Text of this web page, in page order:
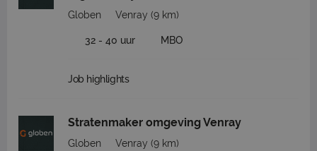
Globen Venray (9 km)
32 - 40 uur MBO
Job highlights
Stratenmaker omgeving Venray
Globen Venray (9 km)